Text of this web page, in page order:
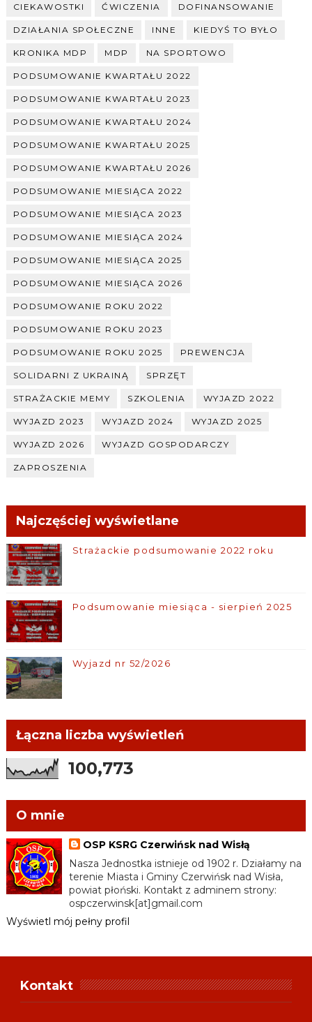
CIEKAWOSTKI ĆWICZENIA DOFINANSOWANIE
DZIAŁANIA SPOŁECZNE INNE KIEDYŚ TO BYŁO
KRONIKA MDP MDP NA SPORTOWO
PODSUMOWANIE KWARTAŁU 2022
PODSUMOWANIE KWARTAŁU 2023
PODSUMOWANIE KWARTAŁU 2024
PODSUMOWANIE KWARTAŁU 2025
PODSUMOWANIE KWARTAŁU 2026
PODSUMOWANIE MIESIĄCA 2022
PODSUMOWANIE MIESIĄCA 2023
PODSUMOWANIE MIESIĄCA 2024
PODSUMOWANIE MIESIĄCA 2025
PODSUMOWANIE MIESIĄCA 2026
PODSUMOWANIE ROKU 2022
PODSUMOWANIE ROKU 2023
PODSUMOWANIE ROKU 2025 PREWENCJA
SOLIDARNI Z UKRAINĄ SPRZĘT
STRAŻACKIE MEMY SZKOLENIA WYJAZD 2022
WYJAZD 2023 WYJAZD 2024 WYJAZD 2025
WYJAZD 2026 WYJAZD GOSPODARCZY
ZAPROSZENIA
Najczęściej wyświetlane
Strażackie podsumowanie 2022 roku
Podsumowanie miesiąca - sierpień 2025
Wyjazd nr 52/2026
Łączna liczba wyświetleń
100,773
O mnie
OSP KSRG Czerwińsk nad Wisłą
Nasza Jednostka istnieje od 1902 r. Działamy na
terenie Miasta i Gminy Czerwińsk nad Wisła,
powiat płoński. Kontakt z adminem strony:
ospczerwinsk[at]gmail.com
Wyświetl mój pełny profil
Kontakt